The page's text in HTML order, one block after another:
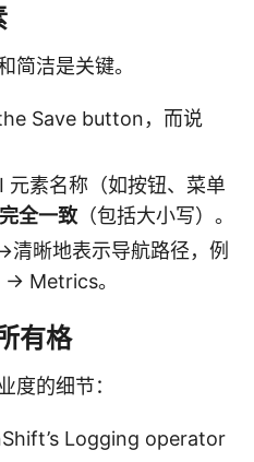
简洁是关键。
Save button，而说
元素名称（如按钮、菜单
完全一致 （包括大小写）。
清晰地表示导航路径，例
Metrics。
有格
度的细节：
Logging operator